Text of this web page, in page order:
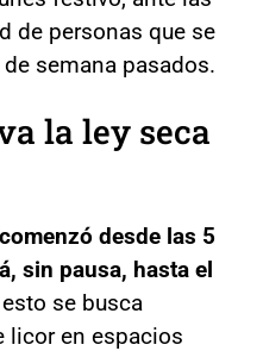
de personas que se
semana pasados.
la ley seca
desde las 5
sin pausa, hasta el
se busca
licor en espacios